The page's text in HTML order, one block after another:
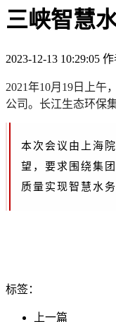
三峡智慧
2023-12-13 10:29:05 作
2021年10月19日上午
公司。长江生态环保
本次会议由上海
望，要求围绕集
质量实现智慧水
标签：
上一篇